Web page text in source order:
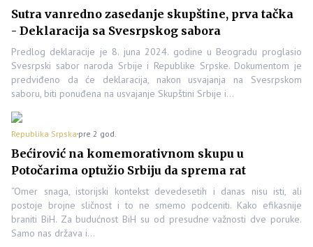
Sutra vanredno zasedanje skupštine, prva tačka
- Deklaracija sa Svesrpskog sabora
Predlog deklaracije je 8. juna 2024. godine u Beogradu proglasio
Svesrpski sabor naroda Srbije i Republike Srpske. Dokumentom je
predviđeno da će deklaracija, nakon usvajanja na Svesrpskom
saboru, biti ponuđena na usvajanje Skupštini Srbije i…
Republika Srpska pre 2 god.
Bećirović na komemorativnom skupu u
Potočarima optužio Srbiju da sprema rat
“Omer snaga, istorijski kontekst devedesetih i danas nisu isti, ali
postoje brojne sličnost i to ne smemo podceniti. Kako efikasnije
braniti BiH. Za budućnost BiH su od presudne važnosti dve poruke.
Samo nas država i…